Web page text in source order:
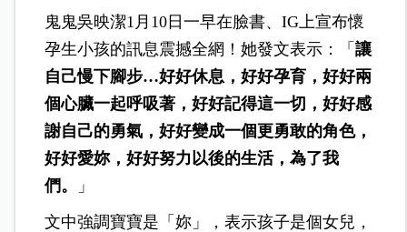
鬼鬼吳映潔1月10日一早在臉書、IG上宣布懷
孕生小孩的訊息震撼全網！她發文表示：「讓
自己慢下腳步…好好休息，好好孕育，好好兩
個心臟一起呼吸著，好好記得這一切，好好感
謝自己的勇氣，好好變成一個更勇敢的角色，
好好愛妳，好好努力以後的生活，為了我
們。
」
文中強調寶寶是「妳」，表示孩子是個女兒，